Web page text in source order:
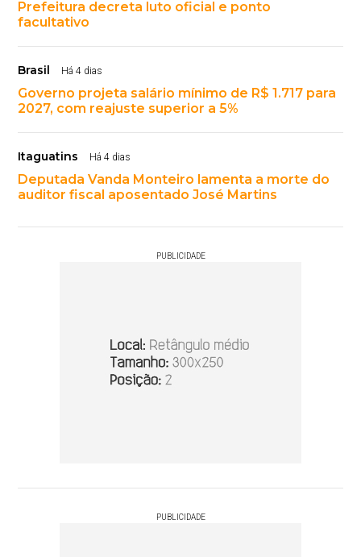
Prefeitura decreta luto oficial e ponto
facultativo
Brasil Há 4 dias
Governo projeta salário mínimo de R$ 1.717 para
2027, com reajuste superior a 5%
Itaguatins Há 4 dias
Deputada Vanda Monteiro lamenta a morte do
auditor fiscal aposentado José Martins
PUBLICIDADE
PUBLICIDADE